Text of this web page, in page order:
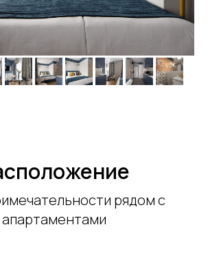
рядом с
апартаментами